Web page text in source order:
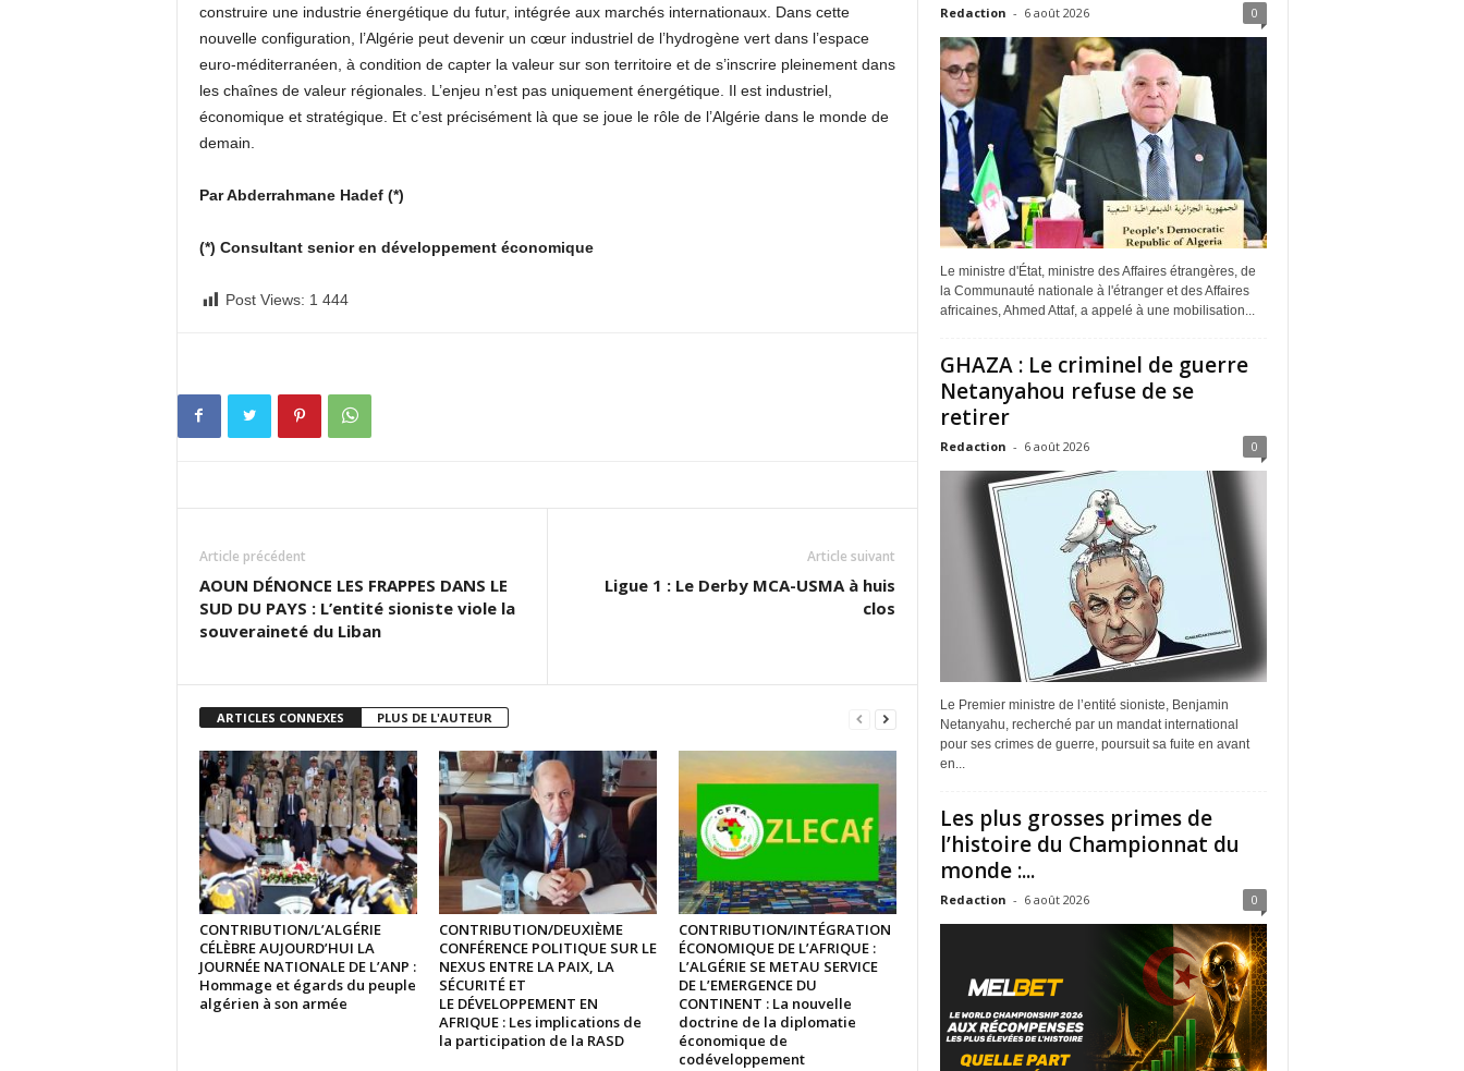
construire une industrie énergétique du futur, intégrée aux marchés internationaux. Dans cette
nouvelle configuration, l’Algérie peut devenir un cœur industriel de l’hydrogène vert dans l’espace
euro-méditerranéen, à condition de capter la valeur sur son territoire et de s’inscrire pleinement dans
les chaînes de valeur régionales. L’enjeu n’est pas uniquement énergétique. Il est industriel,
économique et stratégique. Et c’est précisément là que se joue le rôle de l’Algérie dans le monde de
demain.
Par Abderrahmane Hadef (*)
(*) Consultant senior en développement économique
Post Views: 1 444
Article précédent
AOUN DÉNONCE LES FRAPPES DANS LE
SUD DU PAYS : L’entité sioniste viole la
souveraineté du Liban
Article suivant
Ligue 1 : Le Derby MCA-USMA à huis
clos
ARTICLES CONNEXES PLUS DE L'AUTEUR
CONTRIBUTION/L’ALGÉRIE
CÉLÈBRE AUJOURD’HUI LA
JOURNÉE NATIONALE DE L’ANP :
Hommage et égards du peuple
algérien à son armée
CONTRIBUTION/DEUXIÈME
CONFÉRENCE POLITIQUE SUR LE
NEXUS ENTRE LA PAIX, LA
SÉCURITÉ ET
LE DÉVELOPPEMENT EN
AFRIQUE : Les implications de
la participation de la RASD
CONTRIBUTION/INTÉGRATION
ÉCONOMIQUE DE L’AFRIQUE :
L’ALGÉRIE SE METAU SERVICE
DE L’EMERGENCE DU
CONTINENT : La nouvelle
doctrine de la diplomatie
économique de
codéveloppement
Redaction - 6 août 2026 0
Le ministre d'État, ministre des Affaires étrangères, de
la Communauté nationale à l'étranger et des Affaires
africaines, Ahmed Attaf, a appelé à une mobilisation...
GHAZA : Le criminel de guerre
Netanyahou refuse de se
retirer
Redaction - 6 août 2026 0
Le Premier ministre de l’entité sioniste, Benjamin
Netanyahu, recherché par un mandat international
pour ses crimes de guerre, poursuit sa fuite en avant
en...
Les plus grosses primes de
l’histoire du Championnat du
monde :...
Redaction - 6 août 2026 0